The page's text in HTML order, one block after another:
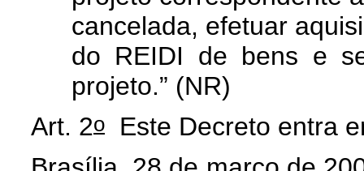
cancelada, efetuar
do REIDI de bens e
projeto.” (NR)
Art. 2o Este Decreto entra